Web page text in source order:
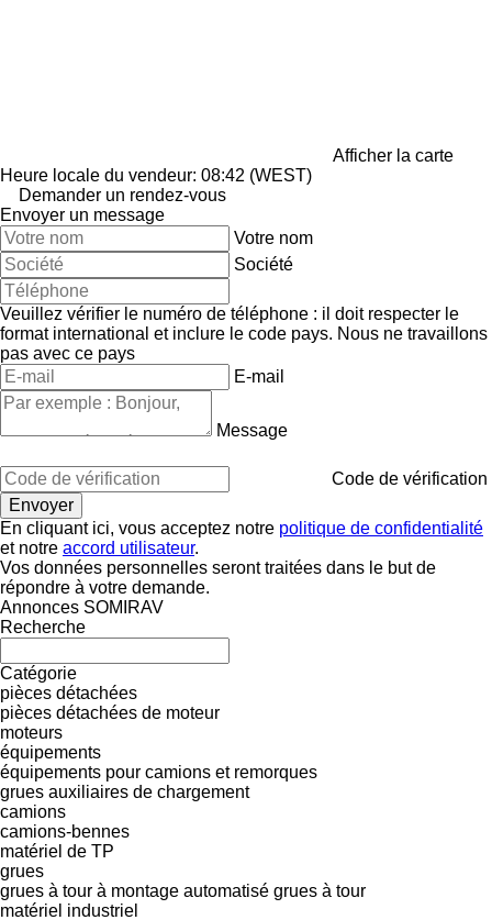
Afficher la carte
Heure locale du vendeur: 08:42 (WEST)
Demander un rendez-vous
Envoyer un message
Votre nom
Société
Veuillez vérifier le numéro de téléphone : il doit respecter le
format international et inclure le code pays. Nous ne travaillons
pas avec ce pays
E-mail
Message
Code de vérification
En cliquant ici, vous acceptez notre politique de confidentialité
et notre accord utilisateur.
Vos données personnelles seront traitées dans le but de
répondre à votre demande.
Annonces SOMIRAV
Recherche
Catégorie
pièces détachées
pièces détachées de moteur
moteurs
équipements
équipements pour camions et remorques
grues auxiliaires de chargement
camions
camions-bennes
matériel de TP
grues
grues à tour à montage automatisé grues à tour
matériel industriel